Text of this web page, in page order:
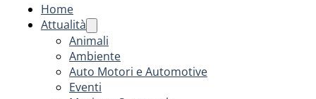
Home
Attualità
Animali
Ambiente
Auto Motori e Automotive
Eventi